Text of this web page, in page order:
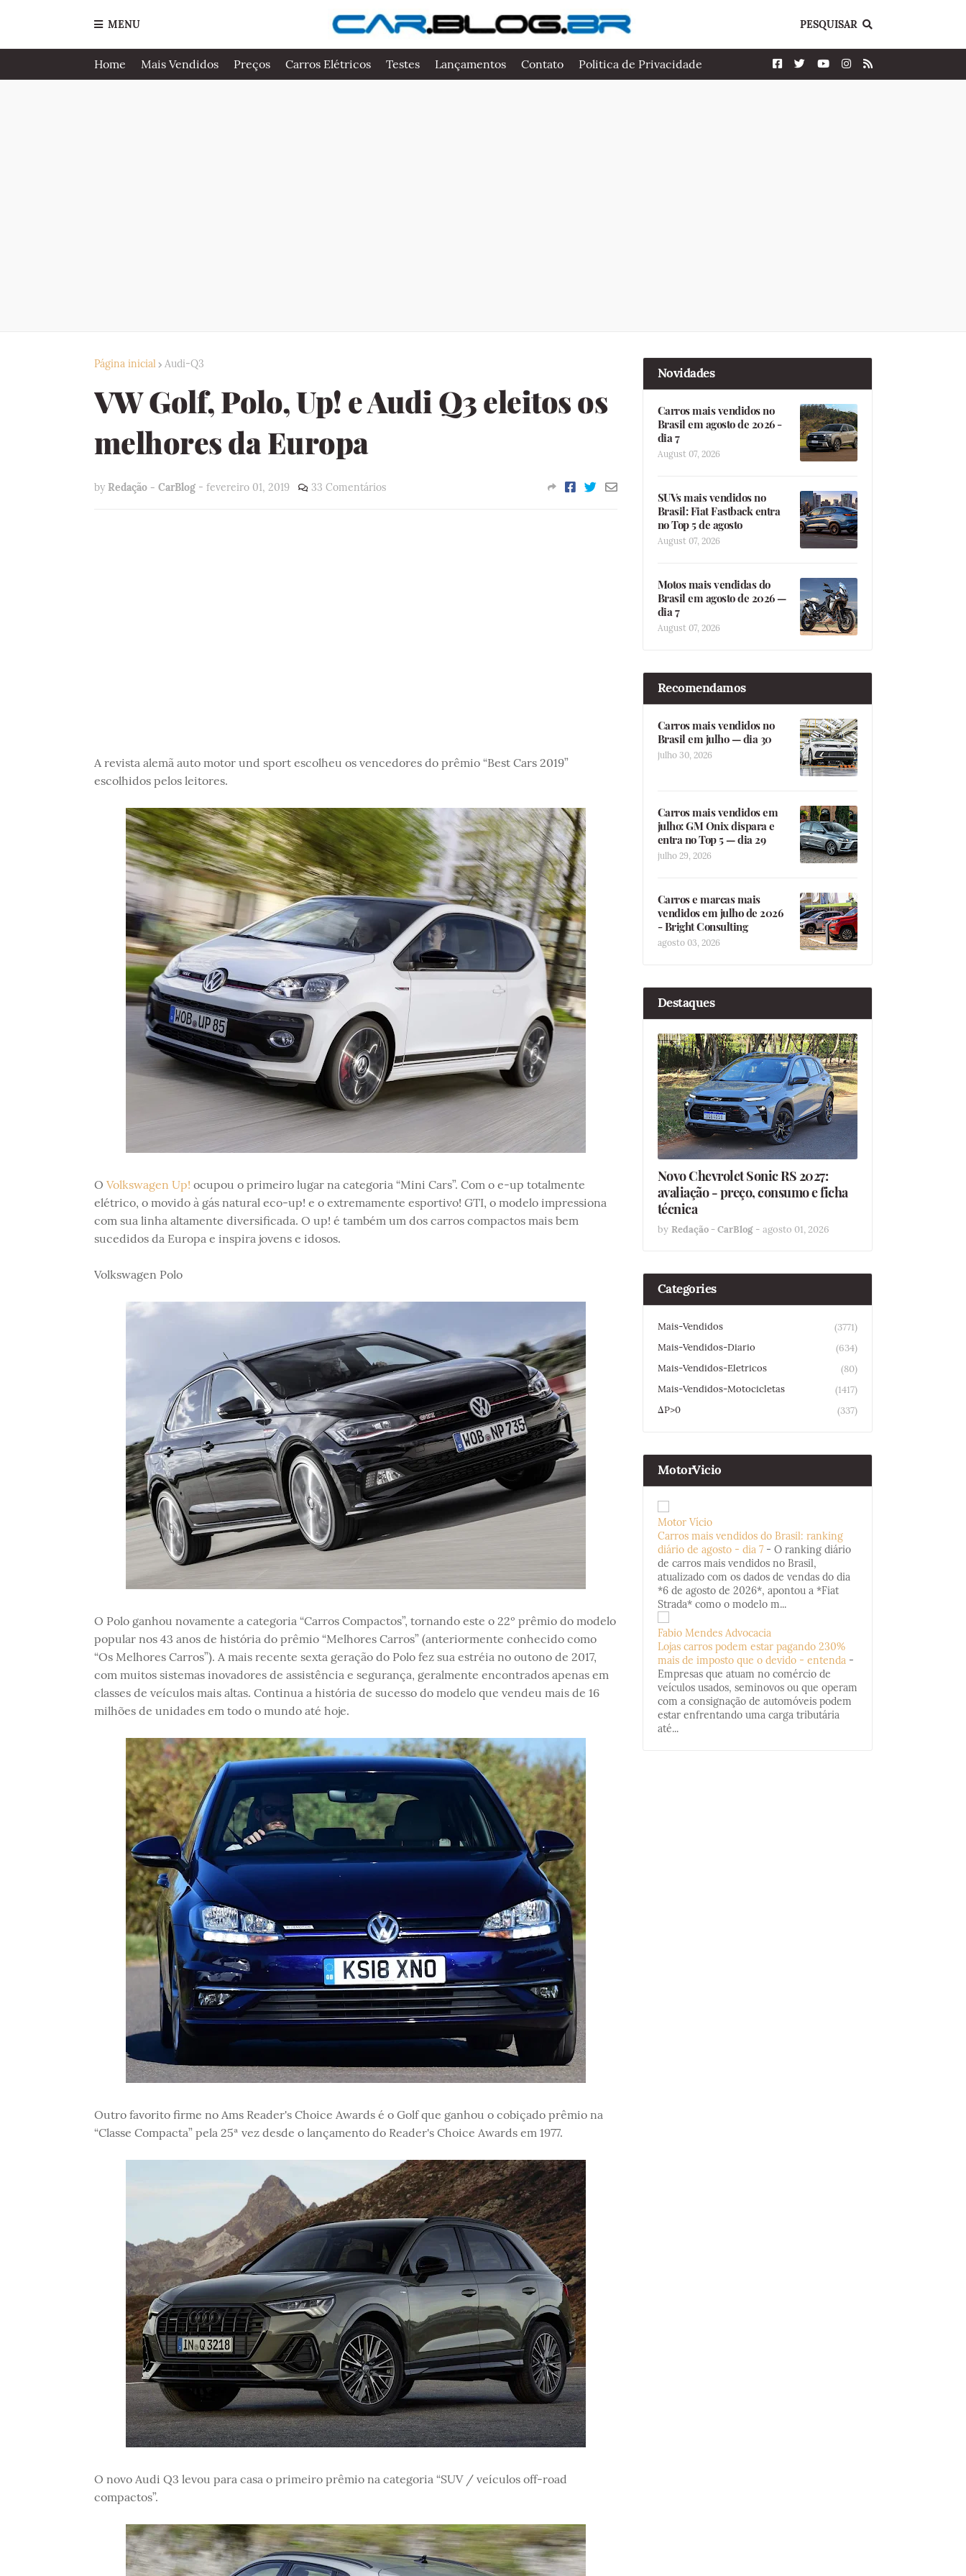
MENU PESQUISAR
Home Mais Vendidos Preços Carros Elétricos Testes Lançamentos Contato Politica de Privacidade
Página inicial Audi-Q3
VW Golf, Polo, Up! e Audi Q3 eleitos os
melhores da Europa
by Redação - CarBlog - fevereiro 01, 2019 33 Comentários
A revista alemã auto motor und sport escolheu os vencedores do prêmio “Best Cars 2019”
escolhidos pelos leitores.
O Volkswagen Up! ocupou o primeiro lugar na categoria “Mini Cars”. Com o e-up totalmente
elétrico, o movido à gás natural eco-up! e o extremamente esportivo! GTI, o modelo impressiona
com sua linha altamente diversificada. O up! é também um dos carros compactos mais bem
sucedidos da Europa e inspira jovens e idosos.
Volkswagen Polo
O Polo ganhou novamente a categoria “Carros Compactos”, tornando este o 22º prêmio do modelo
popular nos 43 anos de história do prêmio “Melhores Carros” (anteriormente conhecido como
“Os Melhores Carros”). A mais recente sexta geração do Polo fez sua estréia no outono de 2017,
com muitos sistemas inovadores de assistência e segurança, geralmente encontrados apenas em
classes de veículos mais altas. Continua a história de sucesso do modelo que vendeu mais de 16
milhões de unidades em todo o mundo até hoje.
Outro favorito firme no Ams Reader's Choice Awards é o Golf que ganhou o cobiçado prêmio na
“Classe Compacta” pela 25ª vez desde o lançamento do Reader's Choice Awards em 1977.
O novo Audi Q3 levou para casa o primeiro prêmio na categoria “SUV / veículos off-road
compactos”.
Novidades
Carros mais vendidos no
Brasil em agosto de 2026 -
dia 7
August 07, 2026
SUVs mais vendidos no
Brasil: Fiat Fastback entra
no Top 5 de agosto
August 07, 2026
Motos mais vendidas do
Brasil em agosto de 2026 —
dia 7
August 07, 2026
Recomendamos
Carros mais vendidos no
Brasil em julho — dia 30
julho 30, 2026
Carros mais vendidos em
julho: GM Onix dispara e
entra no Top 5 — dia 29
julho 29, 2026
Carros e marcas mais
vendidos em julho de 2026
- Bright Consulting
agosto 03, 2026
Destaques
Novo Chevrolet Sonic RS 2027:
avaliação - preço, consumo e ficha
técnica
by Redação - CarBlog - agosto 01, 2026
Categories
Mais-Vendidos
(3771)
Mais-Vendidos-Diario
(634)
Mais-Vendidos-Eletricos
(80)
Mais-Vendidos-Motocicletas
(1417)
ΔP>0
(337)
MotorVicio
Motor Vício
Carros mais vendidos do Brasil: ranking
diário de agosto - dia 7 - O ranking diário
de carros mais vendidos no Brasil,
atualizado com os dados de vendas do dia
*6 de agosto de 2026*, apontou a *Fiat
Strada* como o modelo m...
Fabio Mendes Advocacia
Lojas carros podem estar pagando 230%
mais de imposto que o devido - entenda -
Empresas que atuam no comércio de
veículos usados, seminovos ou que operam
com a consignação de automóveis podem
estar enfrentando uma carga tributária
até...